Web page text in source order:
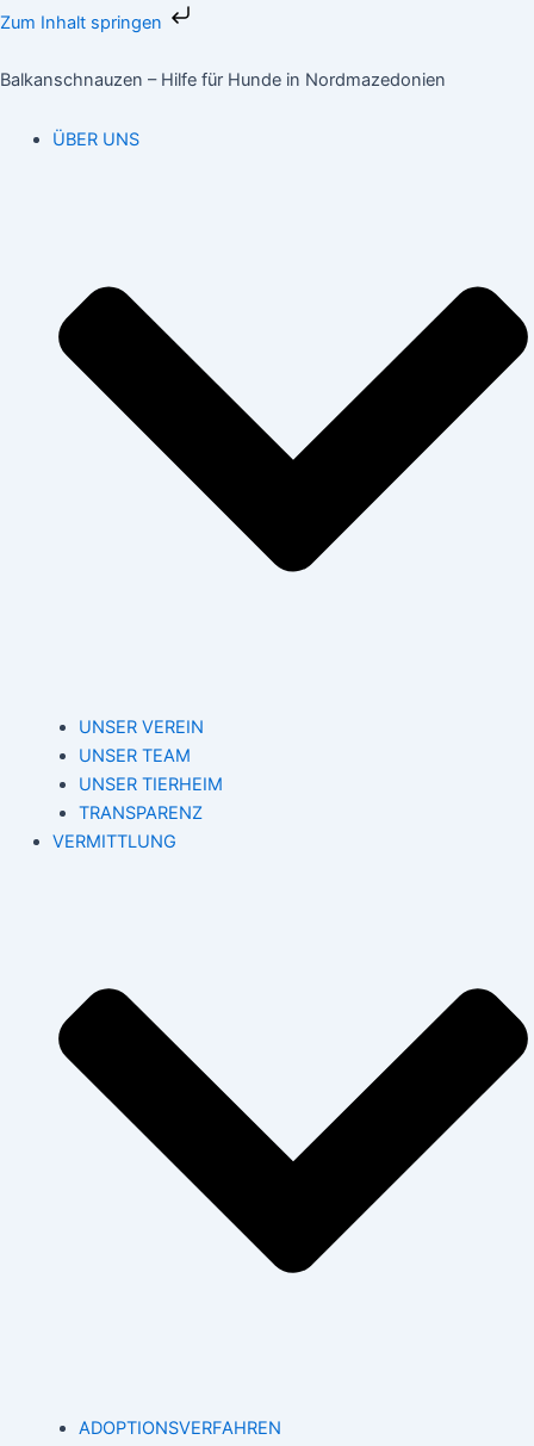
Zum Inhalt springen
Zum
springen
Balkanschnauzen – Hilfe für Hunde in Nordmazedonien
ÜBER UNS
UNSER VEREIN
UNSER TEAM
UNSER TIERHEIM
TRANSPARENZ
VERMITTLUNG
ADOPTIONSVERFAHREN